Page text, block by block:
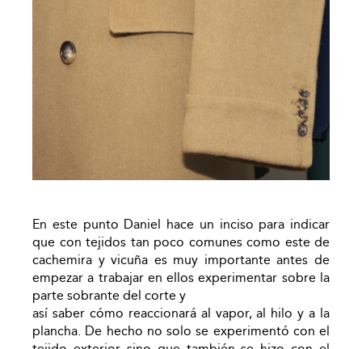
En este punto Daniel hace un inciso para indicar
que con tejidos tan poco comunes como este de
cachemira y vicuña es muy importante antes de
empezar a trabajar en ellos experimentar sobre la
parte sobrante del corte y
así saber cómo reaccionará al vapor, al hilo y a la
plancha. De hecho no solo se experimentó con el